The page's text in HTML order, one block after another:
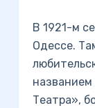
В 1921-м
Одессе.
Театра»,